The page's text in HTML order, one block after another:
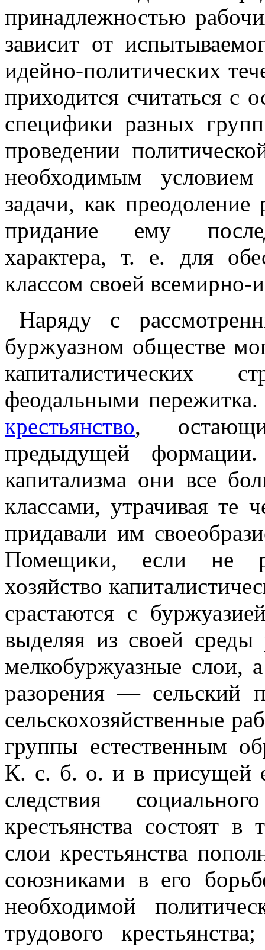
принадлежностью
зависит от
идейно-политических
приходится считаться с
специфики разных
проведении
необходимым
задачи, как
придание ему
характера, т. е. для
классом своей всемирно-
Наряду с
буржуазном обществе
капиталистических
феодальными
крестьянство,
предыдущей
капитализма они все
классами, утрачивая те
придавали им
Помещики, если не
хозяйство
срастаются с
выделяя из своей
мелкобуржуазные слои,
разорения — сельский
сельскохозяйственные
группы естественным
К. с. б. о. и в присущей
следствия
крестьянства состоят
слои крестьянства
союзниками в его
необходимой
трудового